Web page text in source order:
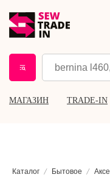
МАГАЗИН TRADE-IN
Каталог Бытовое